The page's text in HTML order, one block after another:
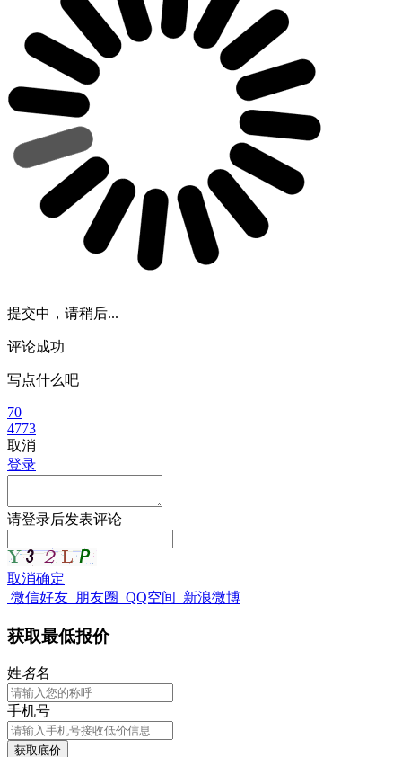
提交中，请稍后...
评论成功
写点什么吧
70
4773
取消
登录
请登录后发表评论
取消确定
微信好友 朋友圈 QQ空间 新浪微博
获取最低报价
姓名名
手机号
获取底价